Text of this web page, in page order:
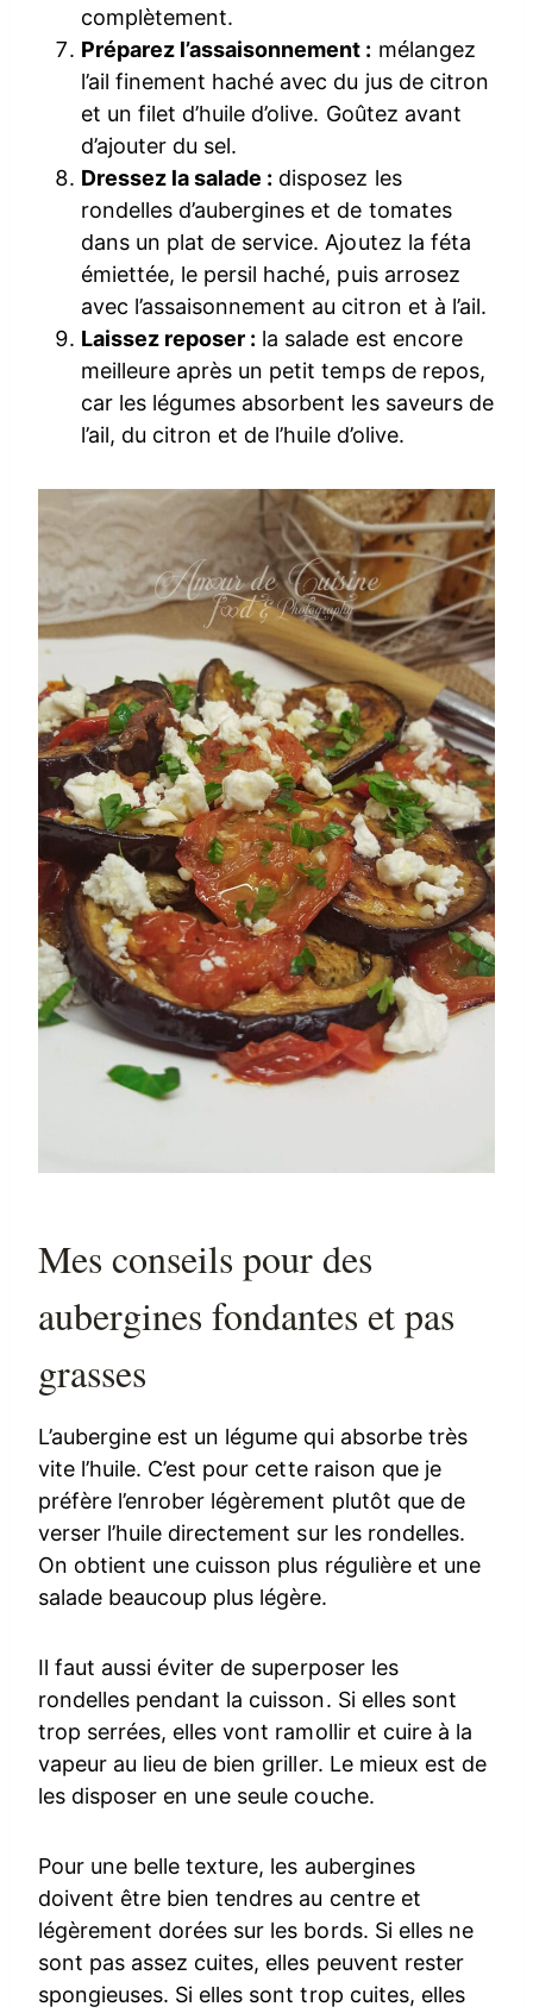
complètement.
Préparez l’assaisonnement : mélangez
l’ail finement haché avec du jus de citron
et un filet d’huile d’olive. Goûtez avant
d’ajouter du sel.
Dressez la salade : disposez les
rondelles d’aubergines et de tomates
dans un plat de service. Ajoutez la féta
émiettée, le persil haché, puis arrosez
avec l’assaisonnement au citron et à l’ail.
Laissez reposer : la salade est encore
meilleure après un petit temps de repos,
car les légumes absorbent les saveurs de
l’ail, du citron et de l’huile d’olive.
Mes conseils pour des
aubergines fondantes et pas
grasses
L’aubergine est un légume qui absorbe très
vite l’huile. C’est pour cette raison que je
préfère l’enrober légèrement plutôt que de
verser l’huile directement sur les rondelles.
On obtient une cuisson plus régulière et une
salade beaucoup plus légère.
Il faut aussi éviter de superposer les
rondelles pendant la cuisson. Si elles sont
trop serrées, elles vont ramollir et cuire à la
vapeur au lieu de bien griller. Le mieux est de
les disposer en une seule couche.
Pour une belle texture, les aubergines
doivent être bien tendres au centre et
légèrement dorées sur les bords. Si elles ne
sont pas assez cuites, elles peuvent rester
spongieuses. Si elles sont trop cuites, elles